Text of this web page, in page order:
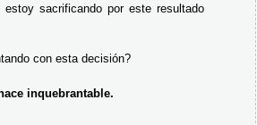
sacrificando por este resultado
con esta decisión?
inquebrantable.